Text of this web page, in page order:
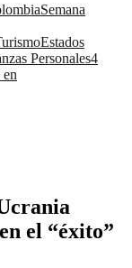
Semana
Estados
Personales4
el “éxito”